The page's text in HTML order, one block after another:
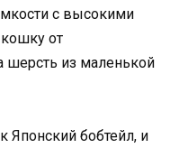
с высокими
от
шерсть из маленькой
Японский бобтейл, и